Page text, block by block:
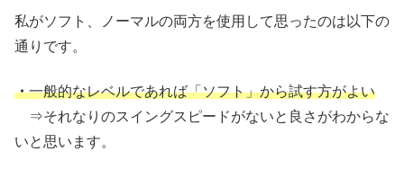
私がソフト、ノーマルの両方を使用して思ったのは以下の
通りです。
・一般的なレベルであれば「ソフト」から試す方がよい
⇒それなりのスイングスピードがないと良さがわからな
いと思います。